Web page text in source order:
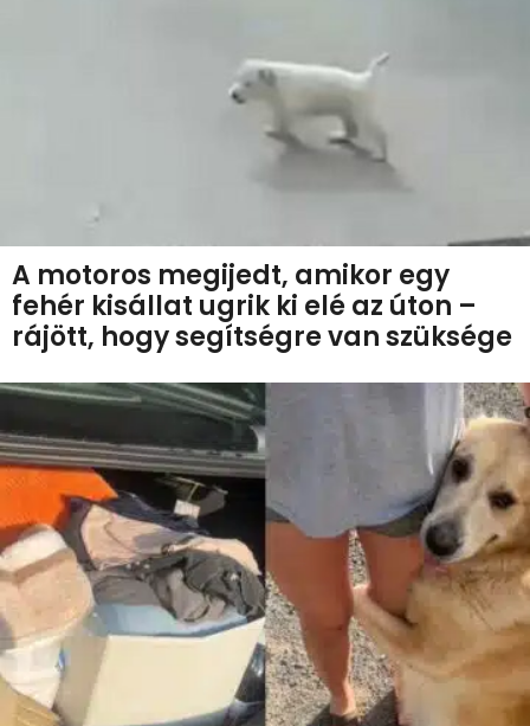
A motoros megijedt, amikor egy
fehér kisállat ugrik ki elé az úton –
rájött, hogy segítségre van szüksége